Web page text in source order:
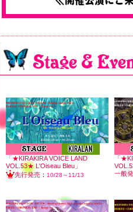
「★KIRAKIRA VOICE LAND
VOL.53★ L'Oiseau Bleu」
先行発売： 10/28～11/13
「
一般